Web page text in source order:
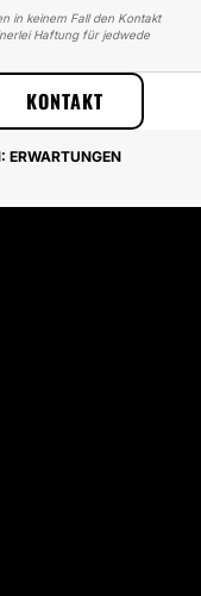
in keinem Fall den Kontakt
Haftung für jedwede
KONTAKT MIT
ERWARTUNGEN